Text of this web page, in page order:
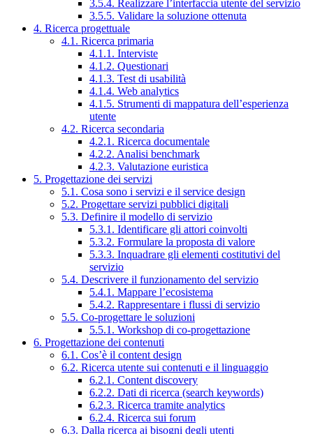
3.5.4. Realizzare l’interfaccia utente del servizio
3.5.5. Validare la soluzione ottenuta
4. Ricerca progettuale
4.1. Ricerca primaria
4.1.1. Interviste
4.1.2. Questionari
4.1.3. Test di usabilità
4.1.4. Web analytics
4.1.5. Strumenti di mappatura dell’esperienza
utente
4.2. Ricerca secondaria
4.2.1. Ricerca documentale
4.2.2. Analisi benchmark
4.2.3. Valutazione euristica
5. Progettazione dei servizi
5.1. Cosa sono i servizi e il service design
5.2. Progettare servizi pubblici digitali
5.3. Definire il modello di servizio
5.3.1. Identificare gli attori coinvolti
5.3.2. Formulare la proposta di valore
5.3.3. Inquadrare gli elementi costitutivi del
servizio
5.4. Descrivere il funzionamento del servizio
5.4.1. Mappare l’ecosistema
5.4.2. Rappresentare i flussi di servizio
5.5. Co-progettare le soluzioni
5.5.1. Workshop di co-progettazione
6. Progettazione dei contenuti
6.1. Cos’è il content design
6.2. Ricerca utente sui contenuti e il linguaggio
6.2.1. Content discovery
6.2.2. Dati di ricerca (search keywords)
6.2.3. Ricerca tramite analytics
6.2.4. Ricerca sui forum
6.3. Dalla ricerca ai bisogni degli utenti